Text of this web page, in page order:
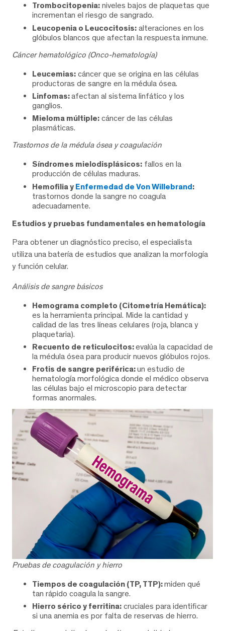
Trombocitopenia: niveles bajos de plaquetas que
incrementan el riesgo de sangrado.
Leucopenia o Leucocitosis: alteraciones en los
glóbulos blancos que afectan la respuesta inmune.
Cáncer hematológico (Onco-hematología)
Leucemias: cáncer que se origina en las células
productoras de sangre en la médula ósea.
Linfomas:afectan al sistema linfático y los
ganglios.
Mieloma múltiple: cáncer de las células
plasmáticas.
Trastornos de la médula ósea y coagulación
Síndromes mielodisplásicos: fallos en la
producción de células maduras.
Hemofilia y Enfermedad de Von Willebrand:
trastornos donde la sangre no coagula
adecuadamente.
Estudios y pruebas fundamentales en hematología
Para obtener un diagnóstico preciso, el especialista
utiliza una batería de estudios que analizan la morfología
y función celular.
Análisis de sangre básicos
Hemograma completo (Citometría Hemática):
es la herramienta principal. Mide la cantidad y
calidad de las tres líneas celulares (roja, blanca y
plaquetaria).
Recuento de reticulocitos:evalúa la capacidad de
la médula ósea para producir nuevos glóbulos rojos.
Frotis de sangre periférica:un estudio de
hematología morfológica donde el médico observa
las células bajo el microscopio para detectar
formas anormales.
Pruebas de coagulación y hierro
Tiempos de coagulación (TP, TTP):miden qué
tan rápido coagula la sangre.
Hierro sérico y ferritina: cruciales para identificar
si una anemia es por falta de reservas de hierro.